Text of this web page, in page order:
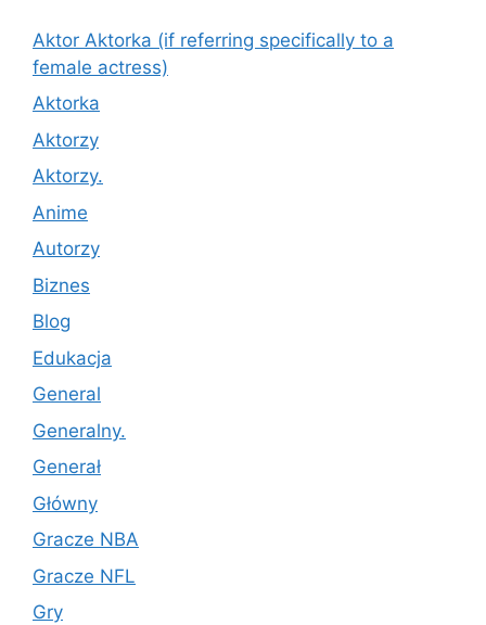
Aktor Aktorka (if referring specifically to a
female actress)
Aktorka
Aktorzy
Aktorzy.
Anime
Autorzy
Biznes
Blog
Edukacja
General
Generalny.
Generał
Główny
Gracze NBA
Gracze NFL
Gry